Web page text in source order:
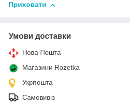
Приховати
Умови доставки
Нова Пошта
Магазини Rozetka
Укрпошта
Самовивіз